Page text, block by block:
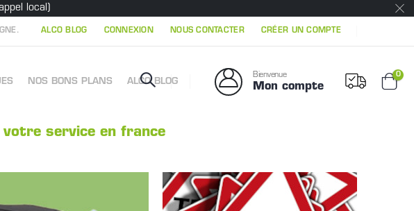
local)
ALCO BLOG CONNEXION NOUS CONTACTER CRÉER UN COMPTE
NOS BONS PLANS ALCO BLOG
Bienvenue
Mon compte
0
service en france